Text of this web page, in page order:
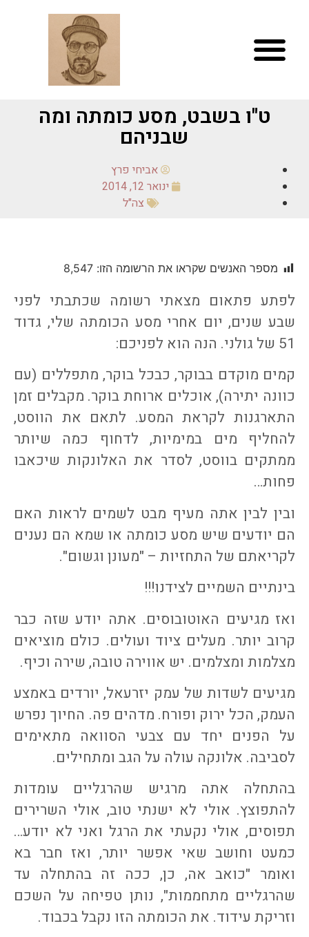
ט"ו בשבט, מסע כומתה ומה
שבניהם
אביחי פרץ
ינואר 12, 2014
צה"ל
מספר האנשים שקראו את הרשומה הזו: 8,547
לפתע פתאום מצאתי רשומה שכתבתי לפני
שבע שנים, יום אחרי מסע הכומתה שלי, גדוד
51 של גולני. הנה הוא לפניכם:
קמים מוקדם בבוקר, כבכל בוקר, מתפללים (עם
כוונה יתירה), אוכלים ארוחת בוקר. מקבלים זמן
התארגנות לקראת המסע. לתאם את הווסט,
להחליף מים במימיות, לדחוף כמה שיותר
ממתקים בווסט, לסדר את האלונקות שיכאבו
פחות…
ובין לבין אתה מעיף מבט לשמים לראות האם
הם יודעים שיש מסע כומתה או שמא הם נענים
לקריאתם של התחזיות – "מעונן וגשום".
בינתיים השמיים לצידנו!!!
ואז מגיעים האוטובוסים. אתה יודע שזה כבר
קרוב יותר. מעלים ציוד ועולים. כולם מוציאים
מצלמות ומצלמים. יש אווירה טובה, שירה וכיף.
מגיעים לשדות של עמק יזרעאל, יורדים באמצע
העמק, הכל ירוק ופורח. מדהים פה. החיוך נפרש
על הפנים יחד עם צבעי הסוואה מתאימים
לסביבה. אלונקה עולה על הגב ומתחילים.
בהתחלה אתה מרגיש שהרגליים עומדות
להתפוצץ. אולי לא ישנתי טוב, אולי השרירים
תפוסים, אולי נקעתי את הרגל ואני לא יודע…
כמעט וחושב שאי אפשר יותר, ואז חבר בא
ואומר "כואב אה, כן, ככה זה בהתחלה עד
שהרגליים מתחממות", נותן טפיחה על השכם
וזריקת עידוד. את הכומתה הזו נקבל בכבוד.